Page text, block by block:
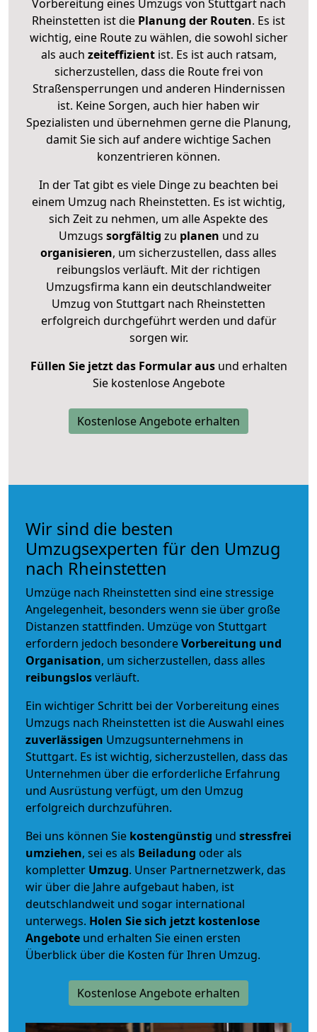
Vorbereitung eines Umzugs von Stuttgart nach
Rheinstetten ist die Planung der Routen. Es ist
wichtig, eine Route zu wählen, die sowohl sicher
als auch zeiteffizientist. Es ist auch ratsam,
sicherzustellen, dass die Route frei von
Straßensperrungen und anderen Hindernissen
ist. Keine Sorgen, auch hier haben wir
Spezialisten und übernehmen gerne die Planung,
damit Sie sich auf andere wichtige Sachen
konzentrieren können.
In der Tat gibt es viele Dinge zu beachten bei
einem Umzug nach Rheinstetten. Es ist wichtig,
sich Zeit zu nehmen, um alle Aspekte des
Umzugs sorgfältig zu planen und zu
organisieren, um sicherzustellen, dass alles
reibungslos verläuft. Mit der richtigen
Umzugsfirma kann ein deutschlandweiter
Umzug von Stuttgart nach Rheinstetten
erfolgreich durchgeführt werden und dafür
sorgen wir.
Füllen Sie jetzt das Formular ausund erhalten
Sie kostenlose Angebote
Kostenlose Angebote erhalten
Wir sind die besten
Umzugsexperten für den Umzug
nach Rheinstetten
Umzüge nach Rheinstetten sind eine stressige
Angelegenheit, besonders wenn sie über große
Distanzen stattfinden. Umzüge von Stuttgart
erfordern jedoch besondereVorbereitung und
Organisation, um sicherzustellen, dass alles
reibungslosverläuft.
Ein wichtiger Schritt bei der Vorbereitung eines
Umzugs nach Rheinstetten ist die Auswahl eines
zuverlässigen Umzugsunternehmens in
Stuttgart. Es ist wichtig, sicherzustellen, dass das
Unternehmen über die erforderliche Erfahrung
und Ausrüstung verfügt, um den Umzug
erfolgreich durchzuführen.
Bei uns können Sie kostengünstig und stressfrei
umziehen, sei es als Beiladung oder als
kompletter Umzug. Unser Partnernetzwerk, das
wir über die Jahre aufgebaut haben, ist
deutschlandweit und sogar international
unterwegs. Holen Sie sich jetzt kostenlose
Angebote und erhalten Sie einen ersten
Überblick über die Kosten für Ihren Umzug.
Kostenlose Angebote erhalten